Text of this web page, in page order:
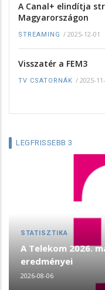
A Canal+ elindítja
Magyarországon
STREAMING / 2025-12-01
Visszatér a FEM3
TV CSATORNÁK / 2025-
LEGFRISSEBB 3
STATISZTIKA
A Telekom 2026.
eredményei
2026-08-06